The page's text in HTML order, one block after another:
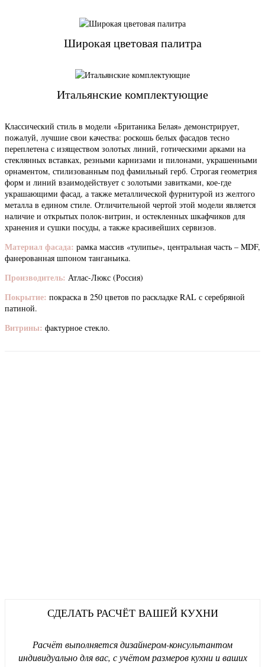
Широкая цветовая палитра
Итальянские комплектующие
Классический стиль в модели «Британика Белая» демонстрирует,
пожалуй, лучшие свои качества: роскошь белых фасадов тесно
переплетена с изяществом золотых линий, готическими арками на
стеклянных вставках, резными карнизами и пилонами, украшенными
орнаментом, стилизованным под фамильный герб. Строгая геометрия
форм и линий взаимодействует с золотыми завитками, кое-где
украшающими фасад, а также металлической фурнитурой из желтого
металла в едином стиле. Отличительной чертой этой модели является
наличие и открытых полок-витрин, и остекленных шкафчиков для
хранения и сушки посуды, а также красивейших сервизов.
Материал фасада: рамка массив «тулипье», центральная часть – MDF,
фанерованная шпоном танганьика.
Производитель: Атлас-Люкс (Россия)
Покрытие: покраска в 250 цветов по раскладке RAL с серебряной
патиной.
Витрины: фактурное стекло.
СДЕЛАТЬ РАСЧЁТ ВАШЕЙ КУХНИ
Расчёт выполняется дизайнером-консультантом
индивидуально для вас, с учётом размеров кухни и ваших